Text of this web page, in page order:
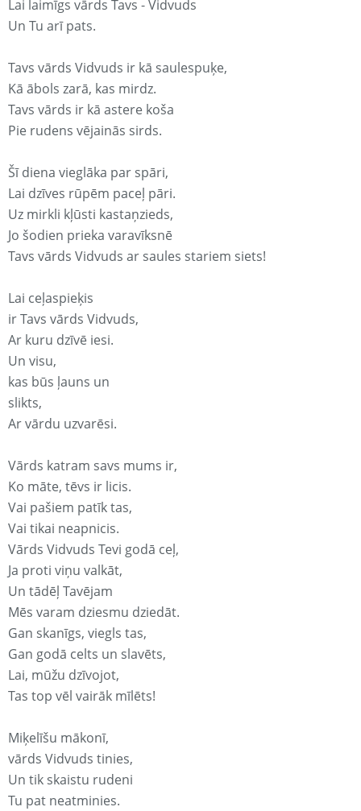
Lai laimīgs vārds Tavs - Vidvuds
Un Tu arī pats.
Tavs vārds Vidvuds ir kā saulespuķe,
Kā ābols zarā, kas mirdz.
Tavs vārds ir kā astere koša
Pie rudens vējainās sirds.
Šī diena vieglāka par spāri,
Lai dzīves rūpēm paceļ pāri.
Uz mirkli kļūsti kastaņzieds,
Jo šodien prieka varavīksnē
Tavs vārds Vidvuds ar saules stariem siets!
Lai ceļaspieķis
ir Tavs vārds Vidvuds,
Ar kuru dzīvē iesi.
Un visu,
kas būs ļauns un
slikts,
Ar vārdu uzvarēsi.
Vārds katram savs mums ir,
Ko māte, tēvs ir licis.
Vai pašiem patīk tas,
Vai tikai neapnicis.
Vārds Vidvuds Tevi godā ceļ,
Ja proti viņu valkāt,
Un tādēļ Tavējam
Mēs varam dziesmu dziedāt.
Gan skanīgs, viegls tas,
Gan godā celts un slavēts,
Lai, mūžu dzīvojot,
Tas top vēl vairāk mīlēts!
Miķelīšu mākonī,
vārds Vidvuds tinies,
Un tik skaistu rudeni
Tu pat neatminies.